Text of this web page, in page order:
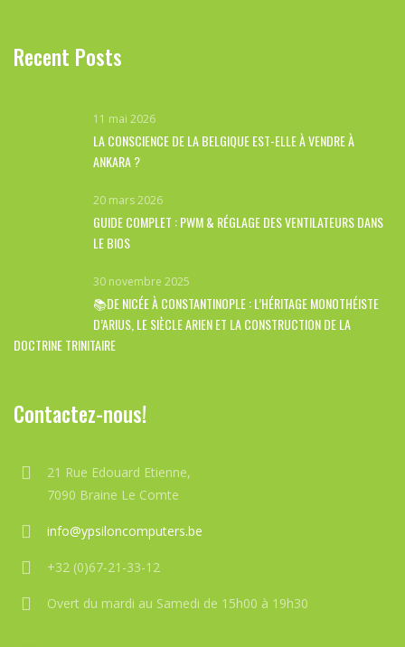
Recent Posts
11 mai 2026
LA CONSCIENCE DE LA BELGIQUE EST-ELLE À VENDRE À
ANKARA ?
20 mars 2026
GUIDE COMPLET : PWM & RÉGLAGE DES VENTILATEURS DANS
LE BIOS
30 novembre 2025
📚DE NICÉE À CONSTANTINOPLE : L’HÉRITAGE MONOTHÉISTE
D’ARIUS, LE SIÈCLE ARIEN ET LA CONSTRUCTION DE LA
DOCTRINE TRINITAIRE
Contactez-nous!
21 Rue Edouard Etienne,
7090 Braine Le Comte
info@ypsiloncomputers.be
+32 (0)67-21-33-12
Overt du mardi au Samedi de 15h00 à 19h30